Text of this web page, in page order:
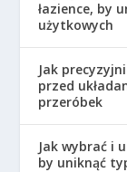
łazience, by
użytkowych
Jak
przed
przeróbek
Jak wybrać i
by uniknąć